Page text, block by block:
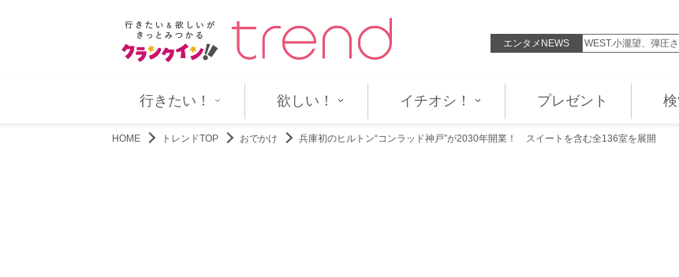
エンタメNEWS
アンジェリーナ・ジョリーの兄ジェームズ・ヘイヴンがゲイと公表… WEST.小瀧望、弾圧
行きたい！ 欲しい！ イチオシ！ プレゼント
HOME トレンドTOP おでかけ 兵庫初のヒルトン“コンラッド神戸”が2030年開業！ スイートを含む全136室を展開